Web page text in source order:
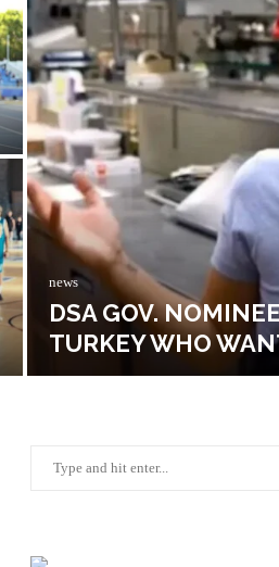
news
DSA GOV.
TURKEY WHO